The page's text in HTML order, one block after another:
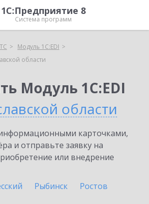
1С:Предприятие 8
Система программ
Модуль 1C:EDI
области
Модуль 1C:EDI
области
карточками,
и отправьте заявку на
или внедрение
Рыбинск
Ростов